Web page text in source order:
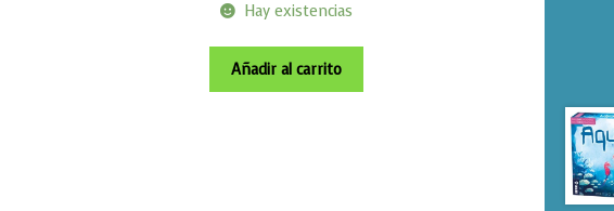
Hay existencias
Añadir al carrito